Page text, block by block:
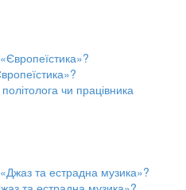
чи працівника